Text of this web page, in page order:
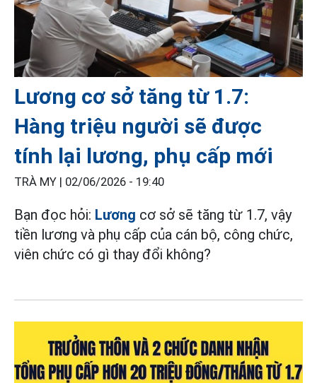
Lương cơ sở tăng từ 1.7:
Hàng triệu người sẽ được
tính lại lương, phụ cấp mới
TRÀ MY | 02/06/2026 - 19:40
Bạn đọc hỏi: Lương cơ sở sẽ tăng từ 1.7, vậy
tiền lương và phụ cấp của cán bộ, công chức,
viên chức có gì thay đổi không?